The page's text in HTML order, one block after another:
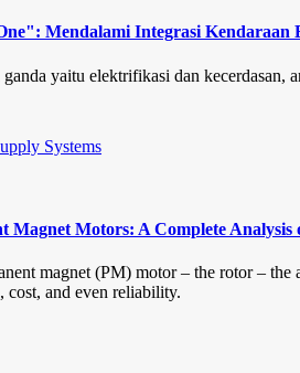
Mendalami Integrasi Kendaraan
yaitu elektrifikasi dan kecerdasan,
Magnet Motors: A Complete
magnet (PM) motor – the rotor –
cost, and even reliability.